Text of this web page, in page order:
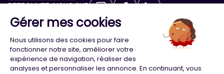
2026 ©Majeur·e·s - Tous droits réservés
Politique de confidentialité
Cookies
Conception Agence Adeliom
Gérer mes cookies
Nous utilisons des cookies pour faire
fonctionner notre site, améliorer votre
expérience de navigation, réaliser des
analyses et personnaliser les annonce. En continuant, vous